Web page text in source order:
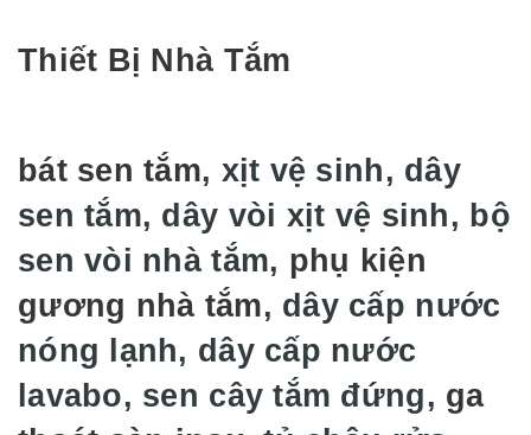
Thiết Bị Nhà Tắm
bát sen tắm, xịt vệ sinh, dây
sen tắm, dây vòi xịt vệ sinh, bộ
sen vòi nhà tắm, phụ kiện
gương nhà tắm, dây cấp nước
nóng lạnh, dây cấp nước
lavabo, sen cây tắm đứng, ga